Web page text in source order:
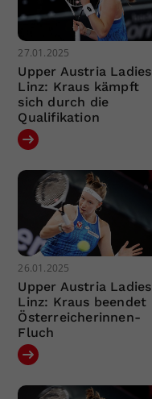
27.01.2025
Upper Austria Ladies
Linz: Kraus kämpft
sich durch die
Qualifikation
26.01.2025
Upper Austria Ladies
Linz: Kraus beendet
Österreicherinnen-
Fluch